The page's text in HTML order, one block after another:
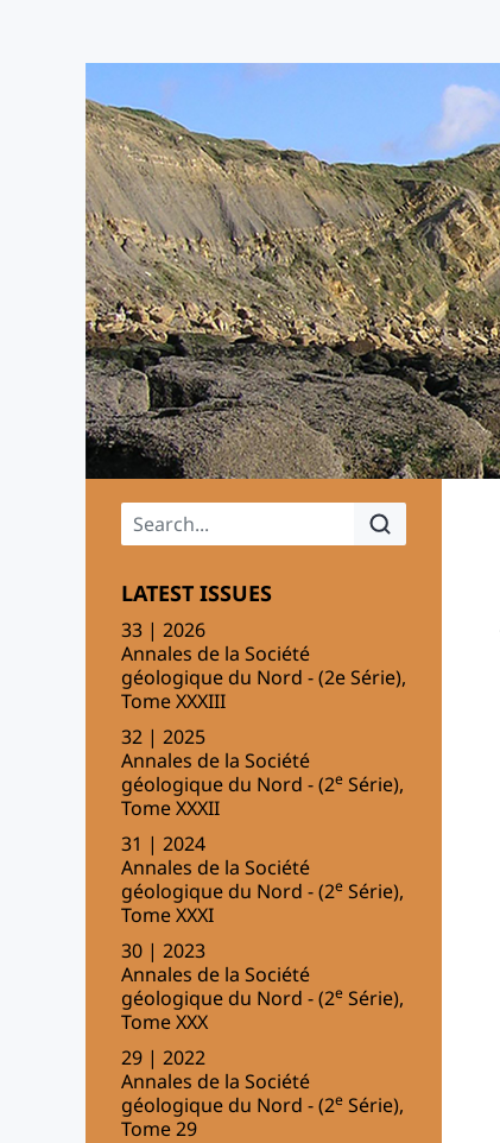
Main menu
LATEST ISSUES
33 | 2026
Annales de la Société
géologique du Nord - (2e Série),
Tome XXXIII
32 | 2025
Annales de la Société
géologique du Nord - (2e Série),
Tome XXXII
31 | 2024
Annales de la Société
géologique du Nord - (2e Série),
Tome XXXI
30 | 2023
Annales de la Société
géologique du Nord - (2e Série),
Tome XXX
29 | 2022
Annales de la Société
géologique du Nord - (2e Série),
Tome 29